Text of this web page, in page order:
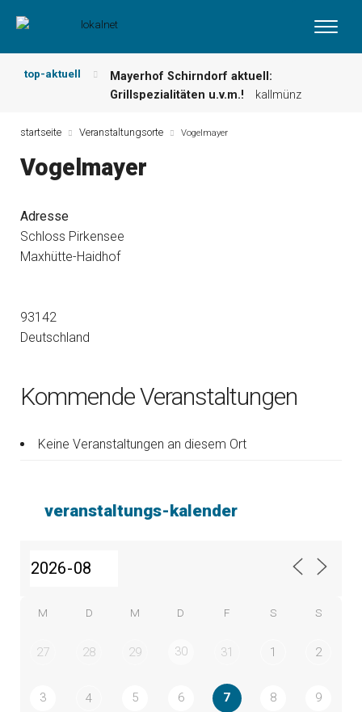
top-aktuell
Mayerhof Schirndorf aktuell:
Grillspezialitäten u.v.m.!
kallmünz
und mehr …
burglengenfeld
zahlen!
Nutzen Sie aktuelle Angebote Ihrer
Region!
startseite Veranstaltungsorte Vogelmayer
Vogelmayer
Adresse
Schloss Pirkensee
Maxhütte-Haidhof
93142
Deutschland
Kommende Veranstaltungen
Keine Veranstaltungen an diesem Ort
veranstaltungs-kalender
M D M D F S S
27 28 29 30 31 1 2
3 4 5 6 7 8 9